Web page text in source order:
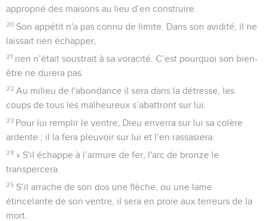
approprié des maisons au lieu d’en construire.
20 Son appétit n'a pas connu de limite. Dans son avidité, il ne
laissait rien échapper,
21 rien n’était soustrait à sa voracité. C’est pourquoi son bien-
être ne durera pas.
22 Au milieu de l'abondance il sera dans la détresse, les
coups de tous les malheureux s’abattront sur lui.
23 Pour lui remplir le ventre, Dieu enverra sur lui sa colère
ardente ; il la fera pleuvoir sur lui et l’en rassasiera.
24 » S'il échappe à l’armure de fer, l'arc de bronze le
transpercera.
25 S’il arrache de son dos une flèche, ou une lame
étincelante de son ventre, il sera en proie aux terreurs de la
mort.